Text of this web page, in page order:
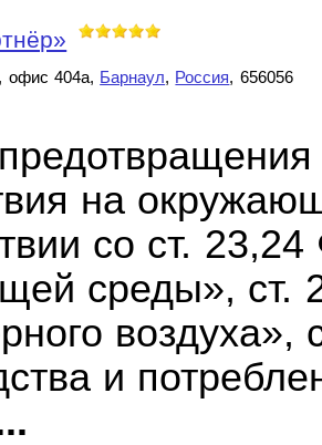
офис 404а, Барнаул, Россия, 656056
на
со ст.
среды», ст.
воздуха»,
и